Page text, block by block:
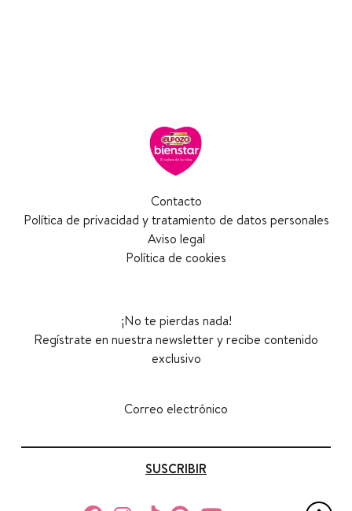
Contacto
Política de privacidad y tratamiento de datos personales
Aviso legal
Política de cookies
¡No te pierdas nada!
Regístrate en nuestra newsletter y recibe contenido
exclusivo
Correo electrónico
SUSCRIBIR